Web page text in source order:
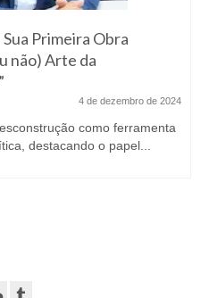
Primeira Obra
não) Arte da
4 de dezembro de 2024
como ferramenta
destacando o papel...